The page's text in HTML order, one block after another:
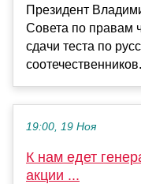
Президент
Совета по правам
сдачи теста по
19:00, 19 Ноя
К нам едет
акции ...